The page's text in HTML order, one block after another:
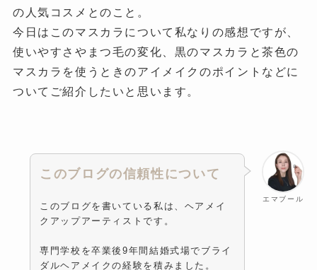
の人気コスメとのこと。
今日はこのマスカラについて私なりの感想ですが、
使いやすさやまつ毛の変化、黒のマスカラと茶色の
マスカラを使うときのアイメイクのポイントなどに
ついてご紹介したいと思います。
エマブール
このブログの信頼性について
このブログを書いている私は、ヘアメイ
クアップアーティストです。
専門学校を卒業後9年間結婚式場でブライ
ダルヘアメイクの経験を積みました。